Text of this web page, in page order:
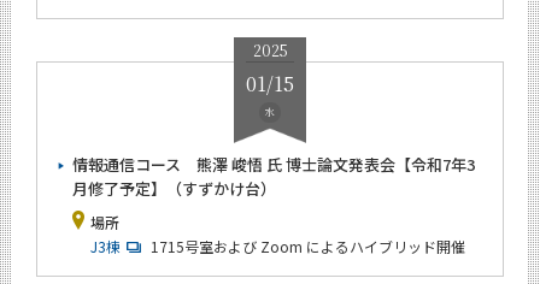
2025
01/15
水
情報通信コース 熊澤 峻悟 氏 博士論文発表会【令和7年3
月修了予定】（すずかけ台）
場所
J3棟
1715号室および Zoom によるハイブリッド開催